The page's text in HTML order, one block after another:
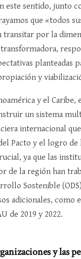
este sentido, junto
que «todos
transitar por la
planteadas
y
y el Caribe,
un sistema
internacional
Pacto y el logro de
ya que las
de la región han
Sostenible
adicionales, como
de 2019 y 2022.
y las